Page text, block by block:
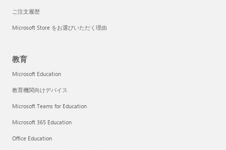
ご注文履歴
Microsoft Store をお選びいただく理由
教育
Microsoft Education
教育機関向けデバイス
Microsoft Teams for Education
Microsoft 365 Education
Office Education